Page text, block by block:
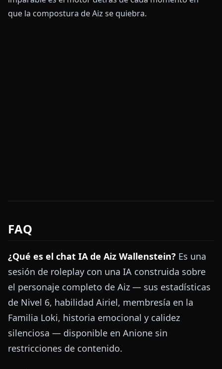
que la compostura de Aiz se quiebra.
FAQ
¿Qué es el chat IA de Aiz Wallenstein? Es una
sesión de roleplay con una IA construida sobre
el personaje completo de Aiz — sus estadísticas
de Nivel 6, habilidad Airiel, membresía en la
Familia Loki, historia emocional y calidez
silenciosa — disponible en Anione sin
restricciones de contenido.